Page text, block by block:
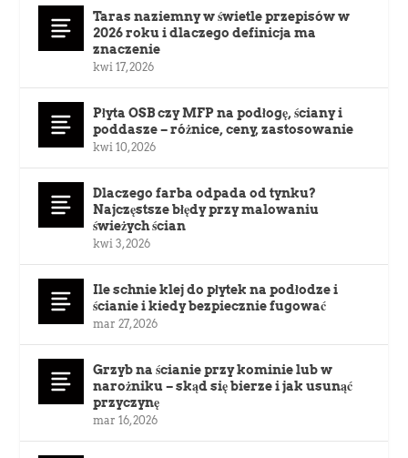
Taras naziemny w świetle przepisów w
2026 roku i dlaczego definicja ma
znaczenie
kwi 17, 2026
Płyta OSB czy MFP na podłogę, ściany i
poddasze – różnice, ceny, zastosowanie
kwi 10, 2026
Dlaczego farba odpada od tynku?
Najczęstsze błędy przy malowaniu
świeżych ścian
kwi 3, 2026
Ile schnie klej do płytek na podłodze i
ścianie i kiedy bezpiecznie fugować
mar 27, 2026
Grzyb na ścianie przy kominie lub w
narożniku – skąd się bierze i jak usunąć
przyczynę
mar 16, 2026